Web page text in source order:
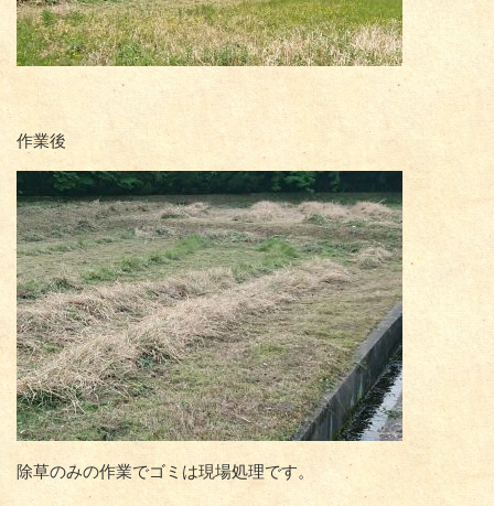
作業後
除草のみの作業でゴミは現場処理です。